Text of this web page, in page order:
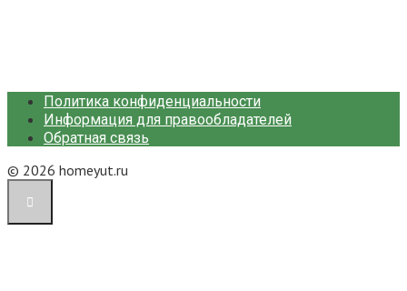
Политика конфиденциальности
Информация для правообладателей
Обратная связь
© 2026 homeyut.ru